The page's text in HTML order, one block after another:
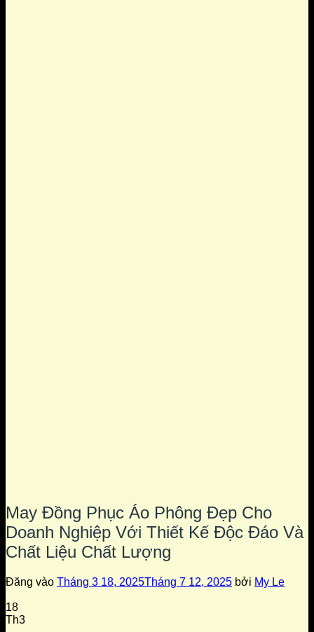
May Đồng Phục Áo Phông Đẹp Cho
Doanh Nghiệp Với Thiết Kế Độc Đáo Và
Chất Liệu Chất Lượng
Đăng vào Tháng 3 18, 2025Tháng 7 12, 2025 bởi My Le
18
Th3